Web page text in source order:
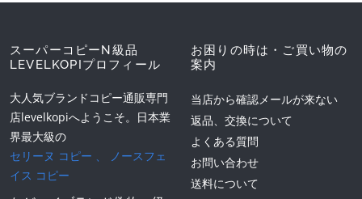
スーパーコピーN級品
LEVELKOPIプロフィール
大人気ブランドコピー通販専門
店levelkopiへようこそ。日本業
界最大級の
セリーヌ コピー 、
ノースフェ
イス コピー
お困りの時は・ご買い物の
案内
当店から確認メールが来ない
返品、交換について
よくある質問
お問い合わせ
送料について